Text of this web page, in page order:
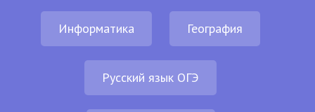
Информатика География
Русский язык ОГЭ